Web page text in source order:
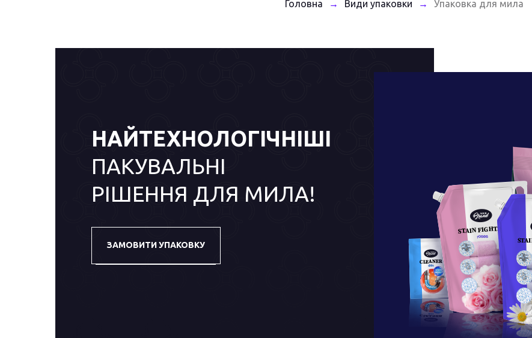
Головна → Види упаковки → Упаковка для мила
НАЙТЕХНОЛОГІЧНІШІ
ПАКУВАЛЬНІ
РІШЕННЯ ДЛЯ МИЛА!
ЗАМОВИТИ УПАКОВКУ